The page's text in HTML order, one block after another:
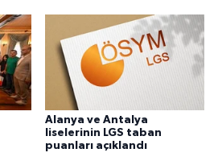
Alanya ve Antalya
liselerinin LGS taban
puanları açıklandı